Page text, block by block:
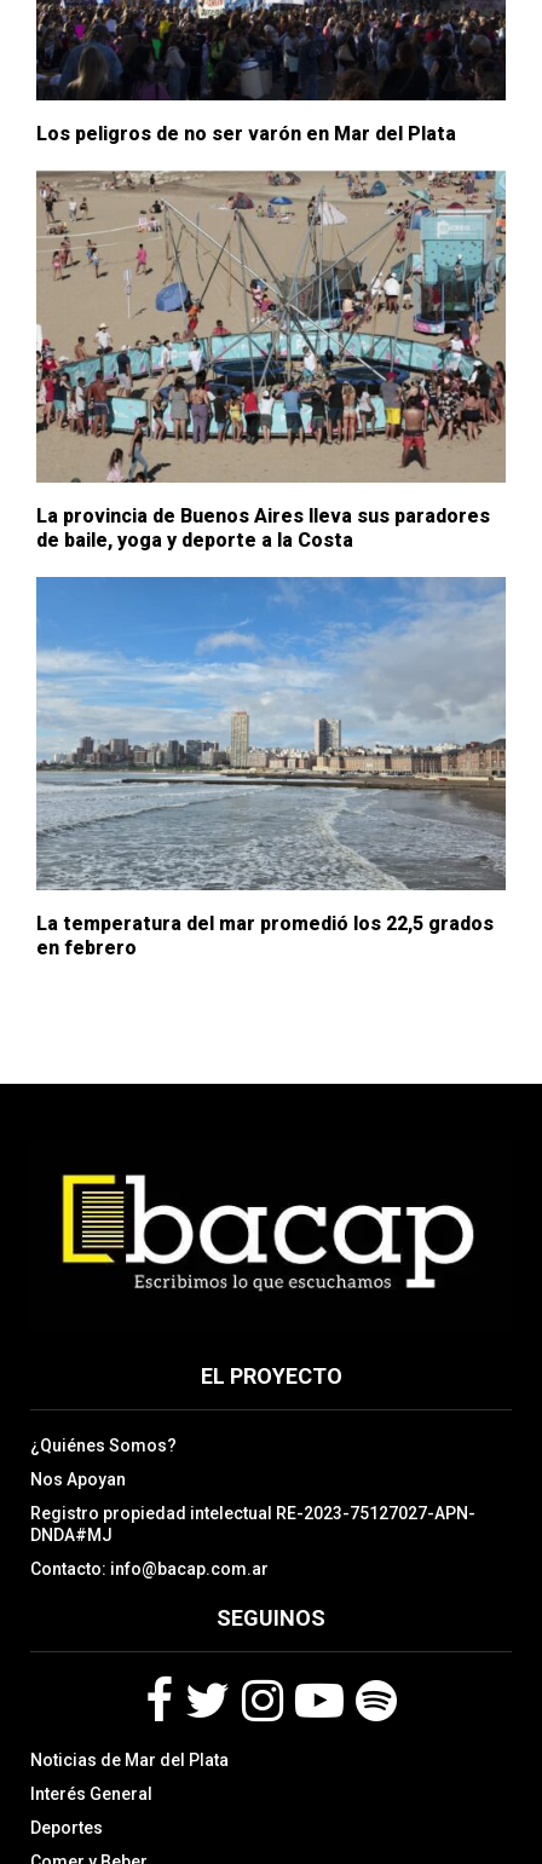
Los peligros de no ser varón en Mar del Plata
La provincia de Buenos Aires lleva sus paradores
de baile, yoga y deporte a la Costa
La temperatura del mar promedió los 22,5 grados
en febrero
EL PROYECTO
¿Quiénes Somos?
Nos Apoyan
Registro propiedad intelectual RE-2023-75127027-APN-
DNDA#MJ
Contacto: info@bacap.com.ar
SEGUINOS
a
c
w
Noticias de Mar del Plata
Interés General
Deportes